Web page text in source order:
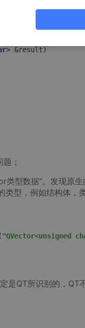
> &result)
；
型数据”。发现原
型，例如结构体，
"QVector<unsigned
是QT所识别的，